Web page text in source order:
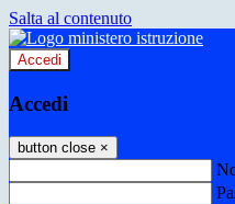
Salta al contenuto
Accedi
Accedi
button close ×